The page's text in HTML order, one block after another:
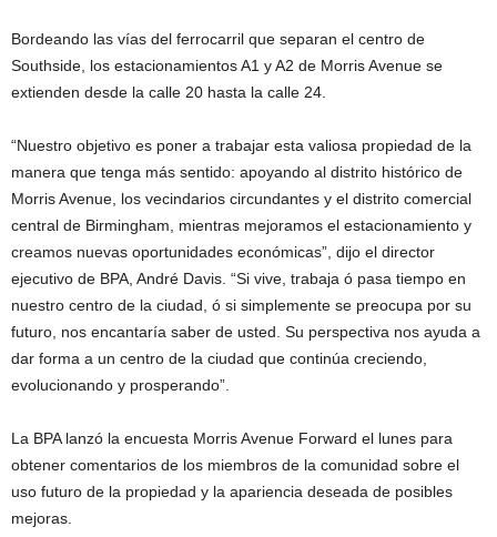
Bordeando las vías del ferrocarril que separan el centro de
Southside, los estacionamientos A1 y A2 de Morris Avenue se
extienden desde la calle 20 hasta la calle 24.
“Nuestro objetivo es poner a trabajar esta valiosa propiedad de la
manera que tenga más sentido: apoyando al distrito histórico de
Morris Avenue, los vecindarios circundantes y el distrito comercial
central de Birmingham, mientras mejoramos el estacionamiento y
creamos nuevas oportunidades económicas”, dijo el director
ejecutivo de BPA, André Davis. “Si vive, trabaja ó pasa tiempo en
nuestro centro de la ciudad, ó si simplemente se preocupa por su
futuro, nos encantaría saber de usted. Su perspectiva nos ayuda a
dar forma a un centro de la ciudad que continúa creciendo,
evolucionando y prosperando”.
La BPA lanzó la encuesta Morris Avenue Forward el lunes para
obtener comentarios de los miembros de la comunidad sobre el
uso futuro de la propiedad y la apariencia deseada de posibles
mejoras.